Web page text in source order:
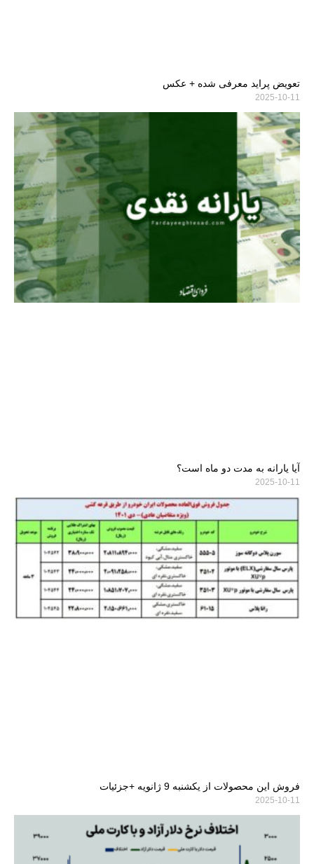
تعویض پراید معرفی شده + عکس
2025-10-11
آیا یارانه به مدت دو ماه است؟
2025-10-11
فروش این محصولات از یکشنبه 9 ژانویه +جزئیات
2025-10-11